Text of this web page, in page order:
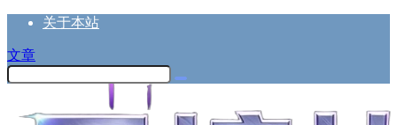
关于本站
文章